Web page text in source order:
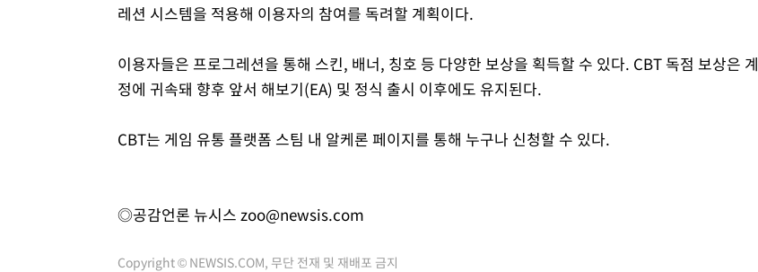
레션 시스템을 적용해 이용자의 참여를 독려할 계획이다.
이용자들은 프로그레션을 통해 스킨, 배너, 칭호 등 다양한 보상을 획득할 수 있다. CBT 독점 보상은 계
정에 귀속돼 향후 앞서 해보기(EA) 및 정식 출시 이후에도 유지된다.
CBT는 게임 유통 플랫폼 스팀 내 알케론 페이지를 통해 누구나 신청할 수 있다.
◎공감언론 뉴시스 zoo@newsis.com
Copyright © NEWSIS.COM, 무단 전재 및 재배포 금지